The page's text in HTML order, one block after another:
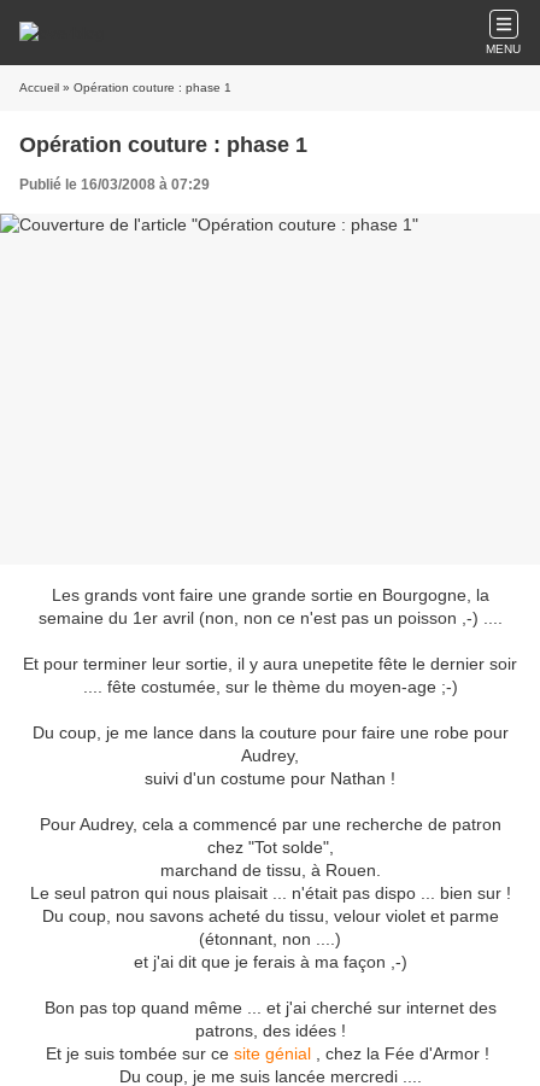
MENU
Accueil » Opération couture : phase 1
Opération couture : phase 1
Publié le 16/03/2008 à 07:29
Les grands vont faire une grande sortie en Bourgogne, la
semaine du 1er avril (non, non ce n'est pas un poisson ,-) ....
Et pour terminer leur sortie, il y aura unepetite fête le dernier soir
.... fête costumée, sur le thème du moyen-age ;-)
Du coup, je me lance dans la couture pour faire une robe pour
Audrey,
suivi d'un costume pour Nathan !
Pour Audrey, cela a commencé par une recherche de patron
chez "Tot solde",
marchand de tissu, à Rouen.
Le seul patron qui nous plaisait ... n'était pas dispo ... bien sur !
Du coup, nou savons acheté du tissu, velour violet et parme
(étonnant, non ....)
et j'ai dit que je ferais à ma façon ,-)
Bon pas top quand même ... et j'ai cherché sur internet des
patrons, des idées !
Et je suis tombée sur ce site génial , chez la Fée d'Armor !
Du coup, je me suis lancée mercredi ....